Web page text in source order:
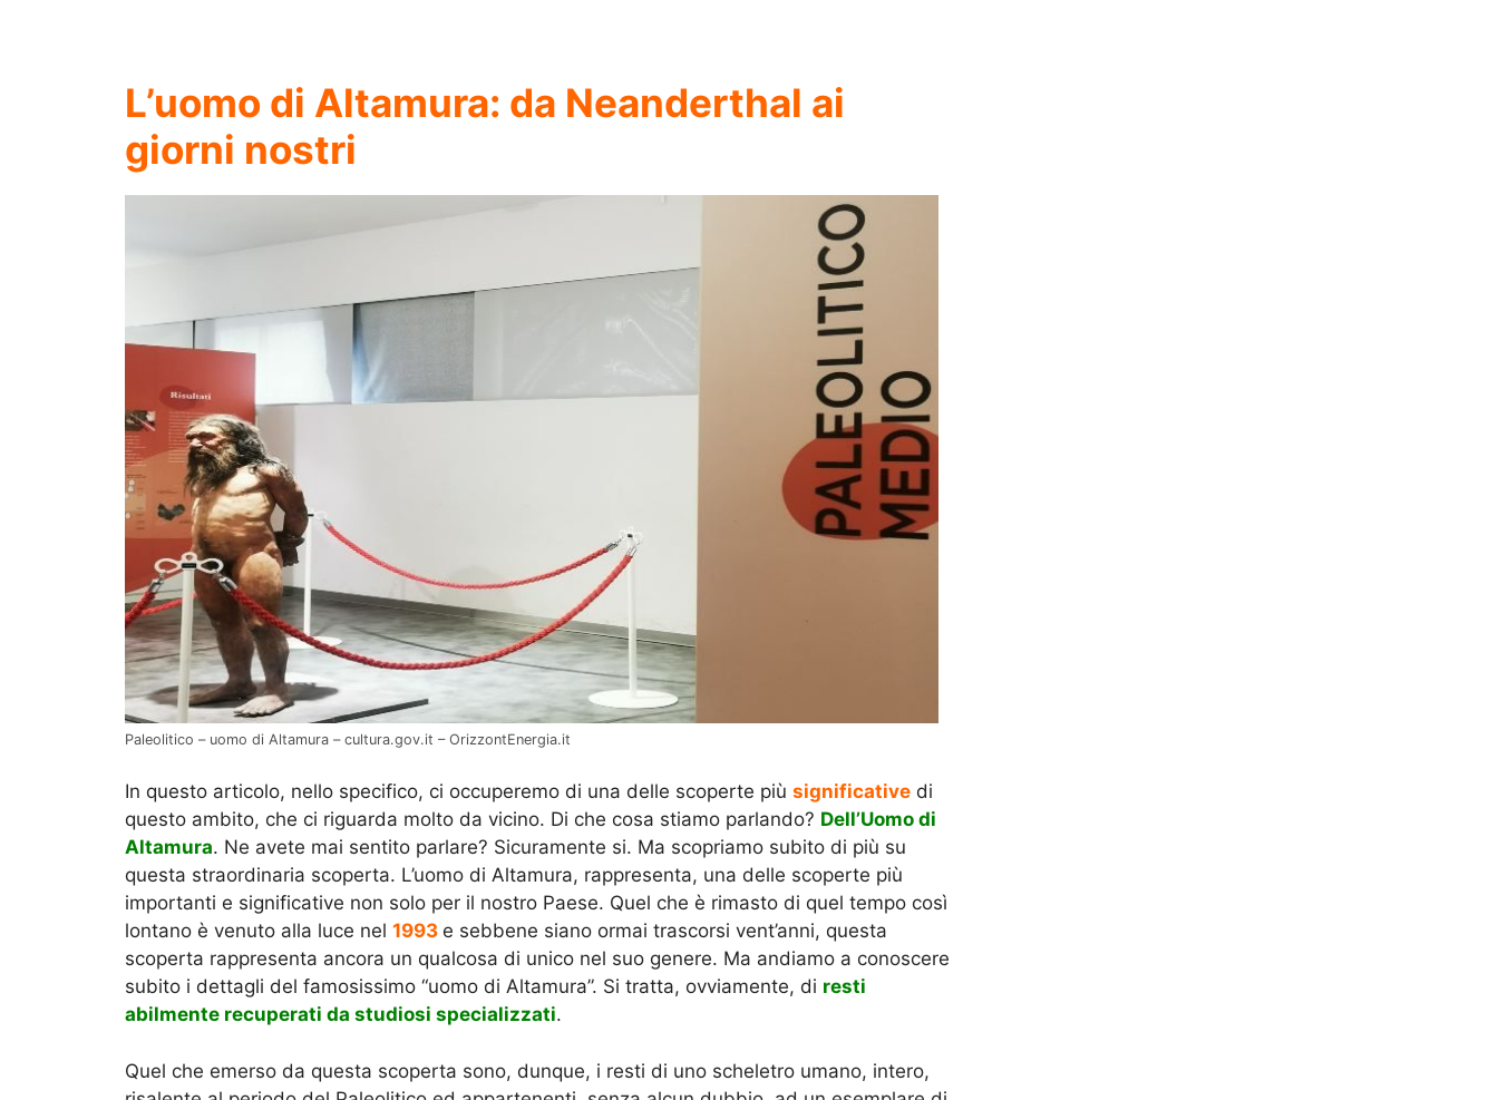
L’uomo di Altamura: da Neanderthal ai
giorni nostri
Paleolitico – uomo di Altamura – cultura.gov.it – OrizzontEnergia.it
In questo articolo, nello specifico, ci occuperemo di una delle scoperte più significative di
questo ambito, che ci riguarda molto da vicino. Di che cosa stiamo parlando? Dell’Uomo di
Altamura. Ne avete mai sentito parlare? Sicuramente si. Ma scopriamo subito di più su
questa straordinaria scoperta. L’uomo di Altamura, rappresenta, una delle scoperte più
importanti e significative non solo per il nostro Paese. Quel che è rimasto di quel tempo così
lontano è venuto alla luce nel 1993 e sebbene siano ormai trascorsi vent’anni, questa
scoperta rappresenta ancora un qualcosa di unico nel suo genere. Ma andiamo a conoscere
subito i dettagli del famosissimo “uomo di Altamura”. Si tratta, ovviamente, di resti
abilmente recuperati da studiosi specializzati.
Quel che emerso da questa scoperta sono, dunque, i resti di uno scheletro umano, intero,